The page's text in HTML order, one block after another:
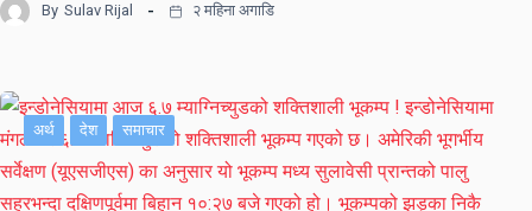
By Sulav Rijal २ महिना अगाडि
अर्थ देश समाचार